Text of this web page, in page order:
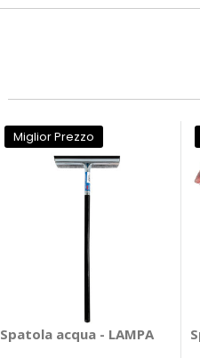
Miglior Prezzo
Spatola acqua - LAMPA